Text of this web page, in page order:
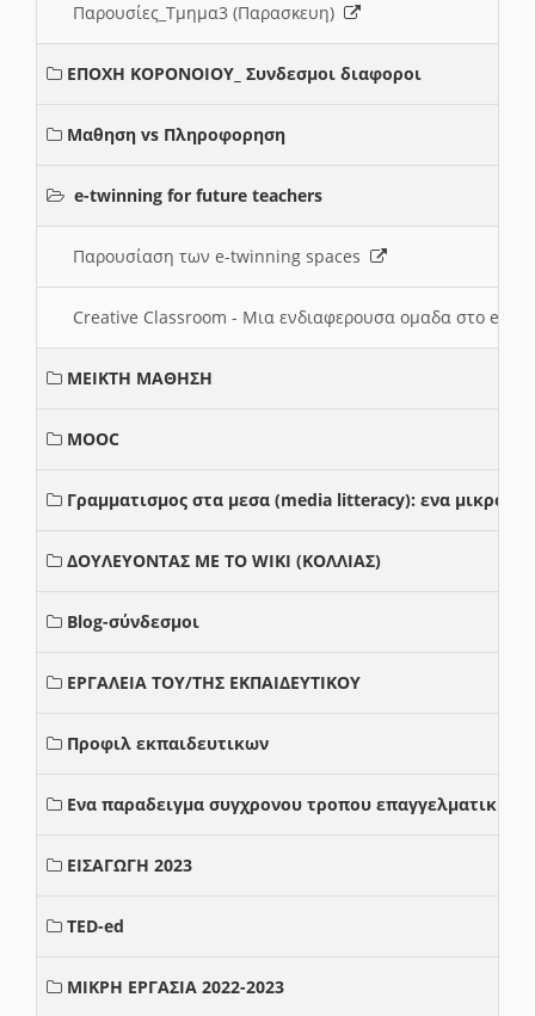
Παρουσίες_Τμημα3 (Παρασκευη)
ΕΠΟΧΗ ΚΟΡΟΝΟΙΟΥ_ Συνδεσμοι διαφοροι
Μαθηση vs Πληροφορηση
e-twinning for future teachers
Παρουσίαση των e-twinning spaces
Creative Classroom - Μια ενδιαφερουσα ομαδα στο e-
ΜΕΙΚΤΗ ΜΑΘΗΣΗ
MOOC
Γραμματισμος στα μεσα (media litteracy): ενα μικρο
ΔΟΥΛΕΥΟΝΤΑΣ ΜΕ ΤΟ WIKI (ΚΟΛΛΙΑΣ)
Blog-σύνδεσμοι
ΕΡΓΑΛΕΙΑ ΤΟΥ/ΤΗΣ ΕΚΠΑΙΔΕΥΤΙΚΟΥ
Προφιλ εκπαιδευτικων
Ενα παραδειγμα συγχρονου τροπου επαγγελματικης
ΕΙΣΑΓΩΓΗ 2023
TED-ed
ΜΙΚΡΗ ΕΡΓΑΣΙΑ 2022-2023